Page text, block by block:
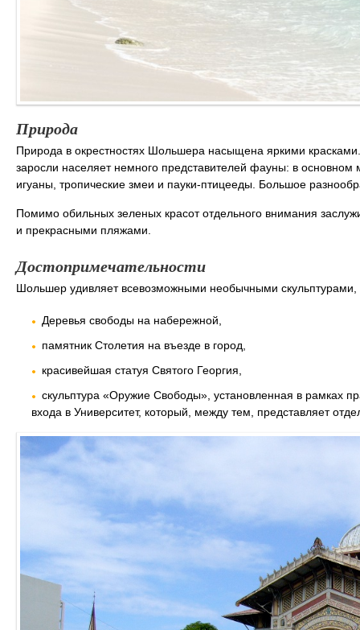
Природа
Природа в окрестностях Шольшера насыщена яркими
заросли населяет немного представителей фауны: в основном
игуаны, тропические змеи и пауки-птицееды. Большое
Помимо обильных зеленых красот отдельного внимания
и прекрасными пляжами.
Достопримечательности
Шольшер удивляет всевозможными необычными скульптурами,
Деревья свободы на набережной,
памятник Столетия на въезде в город,
красивейшая статуя Святого Георгия,
скульптура «Оружие Свободы», установленная в рамках
входа в Университет, который, между тем, представляет